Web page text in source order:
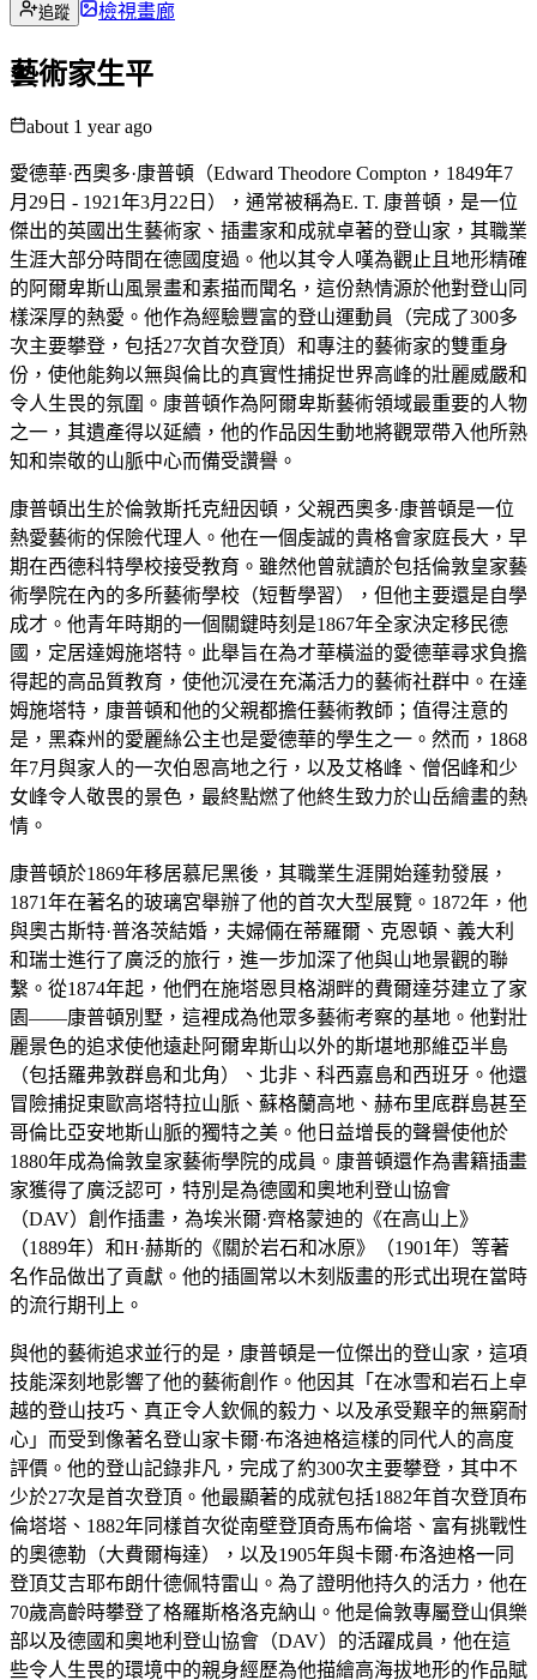
追蹤 檢視畫廊
藝術家生平
about 1 year ago
愛德華·西奧多·康普頓（Edward Theodore Compton，1849年7
月29日 - 1921年3月22日），通常被稱為E. T. 康普頓，是一位
傑出的英國出生藝術家、插畫家和成就卓著的登山家，其職業
生涯大部分時間在德國度過。他以其令人嘆為觀止且地形精確
的阿爾卑斯山風景畫和素描而聞名，這份熱情源於他對登山同
樣深厚的熱愛。他作為經驗豐富的登山運動員（完成了300多
次主要攀登，包括27次首次登頂）和專注的藝術家的雙重身
份，使他能夠以無與倫比的真實性捕捉世界高峰的壯麗威嚴和
令人生畏的氛圍。康普頓作為阿爾卑斯藝術領域最重要的人物
之一，其遺產得以延續，他的作品因生動地將觀眾帶入他所熟
知和崇敬的山脈中心而備受讚譽。
康普頓出生於倫敦斯托克紐因頓，父親西奧多·康普頓是一位
熱愛藝術的保險代理人。他在一個虔誠的貴格會家庭長大，早
期在西德科特學校接受教育。雖然他曾就讀於包括倫敦皇家藝
術學院在內的多所藝術學校（短暫學習），但他主要還是自學
成才。他青年時期的一個關鍵時刻是1867年全家決定移民德
國，定居達姆施塔特。此舉旨在為才華橫溢的愛德華尋求負擔
得起的高品質教育，使他沉浸在充滿活力的藝術社群中。在達
姆施塔特，康普頓和他的父親都擔任藝術教師；值得注意的
是，黑森州的愛麗絲公主也是愛德華的學生之一。然而，1868
年7月與家人的一次伯恩高地之行，以及艾格峰、僧侶峰和少
女峰令人敬畏的景色，最終點燃了他終生致力於山岳繪畫的熱
情。
康普頓於1869年移居慕尼黑後，其職業生涯開始蓬勃發展，
1871年在著名的玻璃宮舉辦了他的首次大型展覽。1872年，他
與奧古斯特·普洛茨結婚，夫婦倆在蒂羅爾、克恩頓、義大利
和瑞士進行了廣泛的旅行，進一步加深了他與山地景觀的聯
繫。從1874年起，他們在施塔恩貝格湖畔的費爾達芬建立了家
園——康普頓別墅，這裡成為他眾多藝術考察的基地。他對壯
麗景色的追求使他遠赴阿爾卑斯山以外的斯堪地那維亞半島
（包括羅弗敦群島和北角）、北非、科西嘉島和西班牙。他還
冒險捕捉東歐高塔特拉山脈、蘇格蘭高地、赫布里底群島甚至
哥倫比亞安地斯山脈的獨特之美。他日益增長的聲譽使他於
1880年成為倫敦皇家藝術學院的成員。康普頓還作為書籍插畫
家獲得了廣泛認可，特別是為德國和奧地利登山協會
（DAV）創作插畫，為埃米爾·齊格蒙迪的《在高山上》
（1889年）和H·赫斯的《關於岩石和冰原》（1901年）等著
名作品做出了貢獻。他的插圖常以木刻版畫的形式出現在當時
的流行期刊上。
與他的藝術追求並行的是，康普頓是一位傑出的登山家，這項
技能深刻地影響了他的藝術創作。他因其「在冰雪和岩石上卓
越的登山技巧、真正令人欽佩的毅力、以及承受艱辛的無窮耐
心」而受到像著名登山家卡爾·布洛迪格這樣的同代人的高度
評價。他的登山記錄非凡，完成了約300次主要攀登，其中不
少於27次是首次登頂。他最顯著的成就包括1882年首次登頂布
倫塔塔、1882年同樣首次從南壁登頂奇馬布倫塔、富有挑戰性
的奧德勒（大費爾梅達），以及1905年與卡爾·布洛迪格一同
登頂艾吉耶布朗什德佩特雷山。為了證明他持久的活力，他在
70歲高齡時攀登了格羅斯格洛克納山。他是倫敦專屬登山俱樂
部以及德國和奧地利登山協會（DAV）的活躍成員，他在這
些令人生畏的環境中的親身經歷為他描繪高海拔地形的作品賦